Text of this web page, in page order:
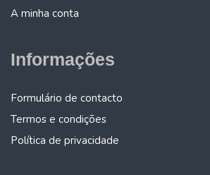
A minha conta
Informações
Formulário de contacto
Termos e condições
Política de privacidade